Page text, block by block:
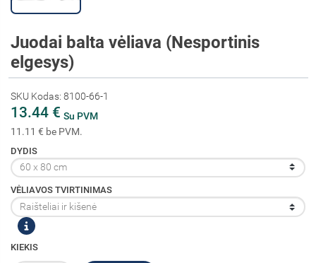
Juodai balta vėliava (Nesportinis
elgesys)
SKU Kodas: 8100-66-1
13.44 € Su PVM
11.11 € be PVM.
DYDIS
VĖLIAVOS TVIRTINIMAS
KIEKIS